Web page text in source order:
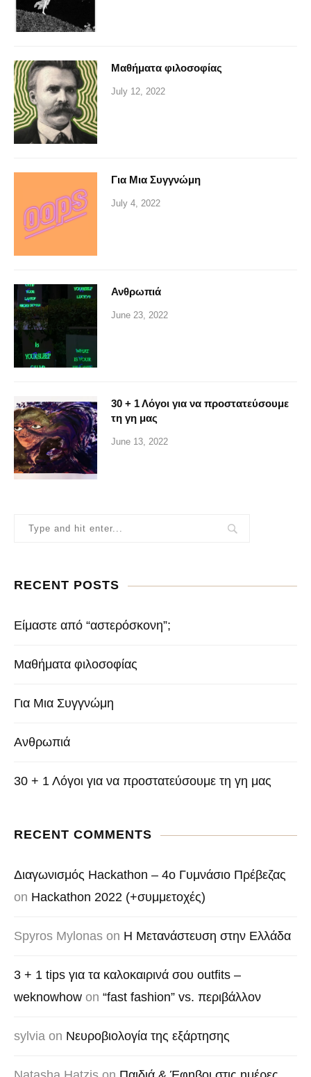
Μαθήματα φιλοσοφίας
July 12, 2022
Για Μια Συγγνώμη
July 4, 2022
Ανθρωπιά
June 23, 2022
30 + 1 Λόγοι για να προστατεύσουμε
τη γη μας
June 13, 2022
RECENT POSTS
Είμαστε από “αστερόσκονη”;
Μαθήματα φιλοσοφίας
Για Μια Συγγνώμη
Ανθρωπιά
30 + 1 Λόγοι για να προστατεύσουμε τη γη μας
RECENT COMMENTS
Διαγωνισμός Hackathon – 4o Γυμνάσιο Πρέβεζας
on Hackathon 2022 (+συμμετοχές)
Spyros Mylonas on Η Μετανάστευση στην Ελλάδα
3 + 1 tips για τα καλοκαιρινά σου outfits –
weknowhow on “fast fashion” vs. περιβάλλον
sylvia on Νευροβιολογία της εξάρτησης